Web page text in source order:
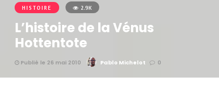
HISTOIRE 2.9K
L’histoire de la Vénus
Hottentote
Publié le 26 mai 2010 Pablo Michelot 0